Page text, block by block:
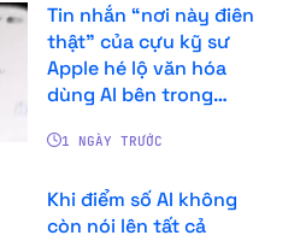
Tin nhắn “nơi này điên
thật” của cựu kỹ sư
Apple hé lộ văn hóa
dùng AI bên trong
1 NGÀY TRƯỚC
Khi điểm số AI không
còn nói lên tất cả